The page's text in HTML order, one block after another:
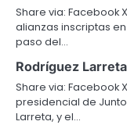
Share via: Facebook
alianzas inscriptas
paso del…
Rodríguez
Share via: Facebook
presidencial de
Larreta, y el…